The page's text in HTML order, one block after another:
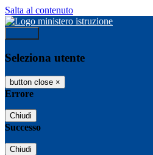
Salta al contenuto
Seleziona utente
button close ×
Errore
Chiudi
Successo
Chiudi